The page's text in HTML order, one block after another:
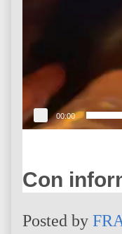
00:00
Con
Posted by